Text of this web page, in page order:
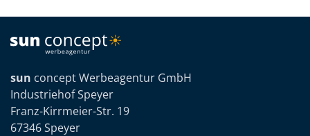
sun concept Werbeagentur GmbH
Industriehof Speyer
Franz-Kirrmeier-Str. 19
67346 Speyer